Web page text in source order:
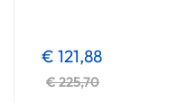
€ 225,70
€ 121,88